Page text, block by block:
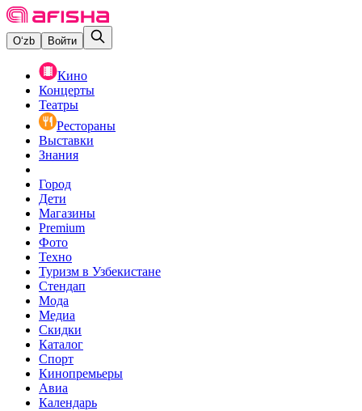
O‘zb Войти
Кино
Концерты
Театры
Рестораны
Выставки
Знания
Город
Дети
Магазины
Premium
Фото
Техно
Туризм в Узбекистане
Стендап
Мода
Медиа
Скидки
Каталог
Спорт
Кинопремьеры
Авиа
Календарь